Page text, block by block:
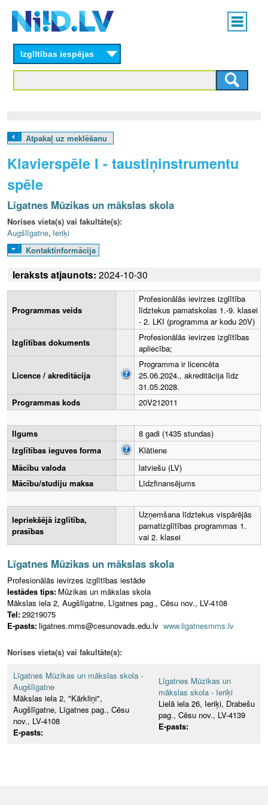
content
Main
menu
L
V
Izglītības iespējas
Atpakaļ uz meklēšanu
Klavierspēle I - taustiņinstrumentu
spēle
Līgatnes Mūzikas un mākslas skola
Norises vieta(s) vai fakultāte(s):
Augšlīgatne, Ieriķi
Kontaktinformācija
Ieraksts atjaunots: 2024-10-30
Programmas veids
Profesionālās ievirzes izglītība
līdztekus pamatskolas 1.-9. klasei
- 2. LKI (programma ar kodu 20V)
Izglītības dokuments
Profesionālās ievirzes izglītības
apliecība;
Licence / akreditācija
Programma ir licencēta
25.06.2024., akreditācija līdz
31.05.2028.
Programmas kods
20V212011
Ilgums
8 gadi (1435 stundas)
Izglītības ieguves forma
Klātiene
Mācību valoda
latviešu (LV)
Mācību/studiju maksa
Līdzfinansējums
Iepriekšējā izglītība,
prasības
Uzņemšana līdztekus vispārējās
pamatizglītības programmas 1.
vai 2. klasei
Līgatnes Mūzikas un mākslas skola
Profesionālās ievirzes izglītības iestāde
Iestādes tips: Mūzikas un mākslas skola
Mākslas iela 2, Augšlīgatne, Līgatnes pag., Cēsu nov., LV-4108
Tel:29219075
E-pasts:ligatnes.mms@cesunovads.edu.lv www.ligatnesmms.lv
Norises vieta(s) vai fakultāte(s):
Līgatnes Mūzikas un mākslas skola -
Augšlīgatne
Mākslas iela 2, "Kārkliņi",
Augšlīgatne, Līgatnes pag., Cēsu
nov., LV-4108
E-pasts:
Līgatnes Mūzikas un
mākslas skola - Ieriķi
Lielā iela 26, Ieriķi, Drabešu
pag., Cēsu nov., LV-4139
E-pasts: